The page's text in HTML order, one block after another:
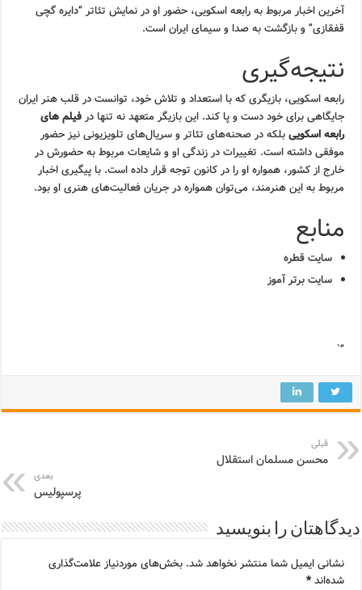
آخرین اخبار مربوط به رابعه اسکویی، حضور او در نمایش تئاتر “دایره گچی
قفقازی” و بازگشت به صدا و سیمای ایران است.
نتیجه‌گیری
رابعه اسکویی، بازیگری که با استعداد و تلاش خود، توانست در قلب هنر ایران
جایگاهی برای خود دست و پا کند. این بازیگر متعهد نه تنها درفیلم های
رابعه اسکوییبلکه در صحنه‌های تئاتر و سریال‌های تلویزیونی نیز حضور
موفقی داشته است. تغییرات در زندگی او و شایعات مربوط به حضورش در
خارج از کشور، همواره او را در کانون توجه قرار داده است. با پیگیری اخبار
مربوط به این هنرمند، می‌توان همواره در جریان فعالیت‌های هنری او بود.
منابع
سایت قطره
سایت برتر آموز
“`
قبلی
محسن مسلمان استقلال
بعدی
پرسپولیس
دیدگاهتان را بنویسید
نشانی ایمیل شما منتشر نخواهد شد. بخش‌های موردنیاز علامت‌گذاری
شده‌اند*